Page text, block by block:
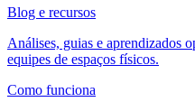
Blog e recursos
Análises, guias e aprendizados
equipes de espaços físicos.
Como funciona